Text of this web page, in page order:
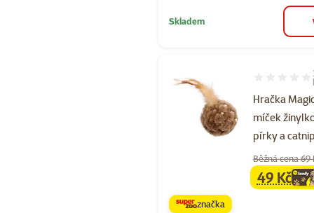
Skladem
Hračka
míček
pírky a
Hodnocení
Běžná cena 69
family
49 Kč
značka